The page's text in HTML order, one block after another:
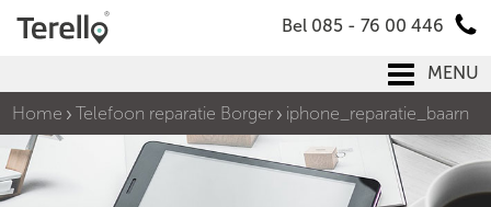
Bel 085 - 76 00 446
MENU
Home
Telefoon reparatie Borger iphone_reparatie_baarn